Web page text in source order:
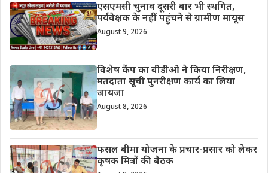
एसएमसी चुनाव दूसरी बार भी स्थगित,
पर्यवेक्षक के नहीं पहुंचने से ग्रामीण मायूस
August 9, 2026
विशेष कैंप का बीडीओ ने किया निरीक्षण,
मतदाता सूची पुनरीक्षण कार्य का लिया
जायजा
August 8, 2026
फसल बीमा योजना के प्रचार-प्रसार को लेकर
कृषक मित्रों की बैठक